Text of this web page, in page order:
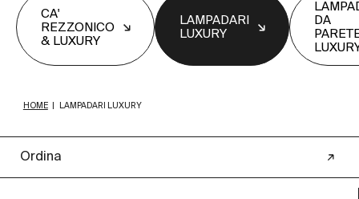
CA'
REZZONICO
& LUXURY
LAMPADARI
LUXURY
DA
HOME LAMPADARI LUXURY
Ordina